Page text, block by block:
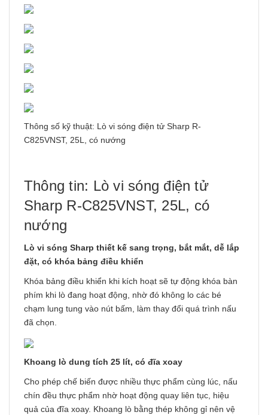
Thông số kỹ thuật: Lò vi sóng điện tử Sharp R-
C825VNST, 25L, có nướng
Thông tin: Lò vi sóng điện tử
Sharp R-C825VNST, 25L, có
nướng
Lò vi sóng Sharp thiết kế sang trọng, bắt mắt, dễ lắp
đặt, có khóa bảng điều khiển
Khóa bảng điều khiển khi kích hoạt sẽ tự động khóa bàn
phím khi lò đang hoạt động, nhờ đó không lo các bé
chạm lung tung vào nút bấm, làm thay đổi quá trình nấu
đã chọn.
Khoang lò dung tích 25 lít, có đĩa xoay
Cho phép chế biến được nhiều thực phẩm cùng lúc, nấu
chín đều thực phẩm nhờ hoạt động quay liên tục, hiệu
quả của đĩa xoay. Khoang lò bằng thép không gỉ nên vệ